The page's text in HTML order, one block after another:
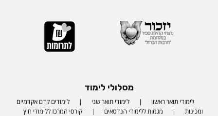
מסלולי לימוד
לימודי תואר ראשון לימודי תואר שני
לימודים קדם אקדמיים
ומכינות
מגמות ללימודי הנדסאים קורסי המרכז ללימודי חוץ